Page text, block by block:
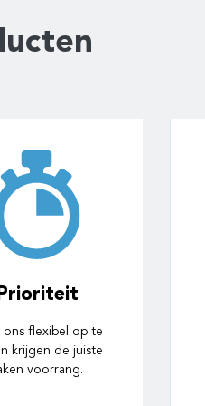
Prioriteit
ons flexibel op te
krijgen de juiste
voorrang.
Betrokken
Door korte bedrijfslijnen
betrokken bij uw bedrijf.
is ons hierbij
niet onbekend.